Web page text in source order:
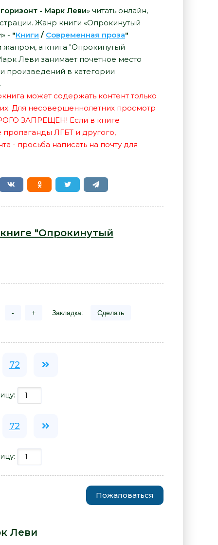
- Марк Леви» читать онлайн,
Жанр книги «Опрокинутый
- "Книги / Современная проза"
жанром, а книга "Опрокинутый
Леви занимает почетное место
произведений в категории
может содержать контент только
Для несовершеннолетних просмотр
ЗАПРЕЩЕН! Если в книге
пропаганды ЛГБТ и другого,
- просьба написать на почту для
"Опрокинутый
- + Закладка: Сделать
72
72
Пожаловаться
Леви